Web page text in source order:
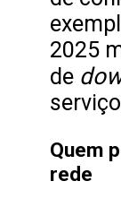
2025
de
Quem
rede